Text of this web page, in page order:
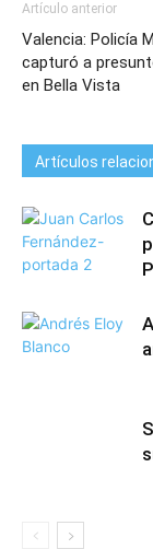
Artículo anterior
Valencia: Policía
capturó a
en Bella Vista
Artículos